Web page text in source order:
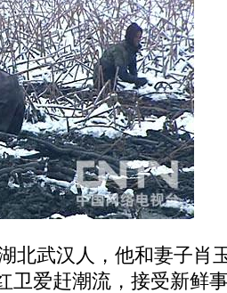
北武汉人，他和妻子肖
卫爱赶潮流，接受新鲜